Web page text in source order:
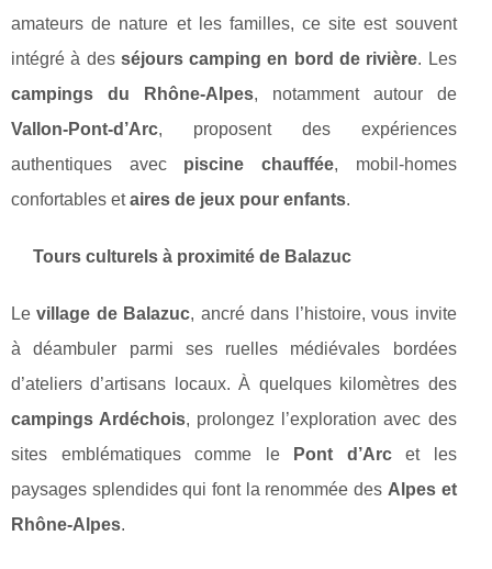
amateurs de nature et les familles, ce site est souvent
intégré à des séjours camping en bord de rivière. Les
campings du Rhône-Alpes, notamment autour de
Vallon-Pont-d’Arc, proposent des expériences
authentiques avec piscine chauffée, mobil-homes
confortables etaires de jeux pour enfants.
Tours culturels à proximité de Balazuc
Levillage de Balazuc, ancré dans l’histoire, vous invite
à déambuler parmi ses ruelles médiévales bordées
d’ateliers d’artisans locaux. À quelques kilomètres des
campings Ardéchois, prolongez l’exploration avec des
sites emblématiques comme le
Pont d’Arcet les
paysages splendides qui font la renommée des Alpes et
Rhône-Alpes.